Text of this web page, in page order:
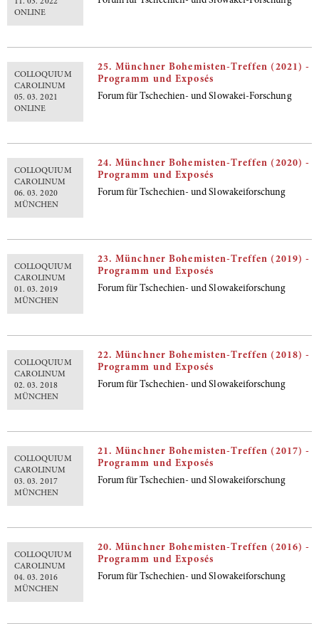
ONLINE
COLLOQUIUM
CAROLINUM
05. 03. 2021
ONLINE
25. Münchner Bohemisten-Treffen (2021) -
Programm und Exposés
Forum für Tschechien- und Slowakei-Forschung
COLLOQUIUM
CAROLINUM
06. 03. 2020
MÜNCHEN
24. Münchner Bohemisten-Treffen (2020) -
Programm und Exposés
Forum für Tschechien- und Slowakeiforschung
COLLOQUIUM
CAROLINUM
01. 03. 2019
MÜNCHEN
23. Münchner Bohemisten-Treffen (2019) -
Programm und Exposés
Forum für Tschechien- und Slowakeiforschung
COLLOQUIUM
CAROLINUM
02. 03. 2018
MÜNCHEN
22. Münchner Bohemisten-Treffen (2018) -
Programm und Exposés
Forum für Tschechien- und Slowakeiforschung
COLLOQUIUM
CAROLINUM
03. 03. 2017
MÜNCHEN
21. Münchner Bohemisten-Treffen (2017) -
Programm und Exposés
Forum für Tschechien- und Slowakeiforschung
COLLOQUIUM
CAROLINUM
04. 03. 2016
MÜNCHEN
20. Münchner Bohemisten-Treffen (2016) -
Programm und Exposés
Forum für Tschechien- und Slowakeiforschung